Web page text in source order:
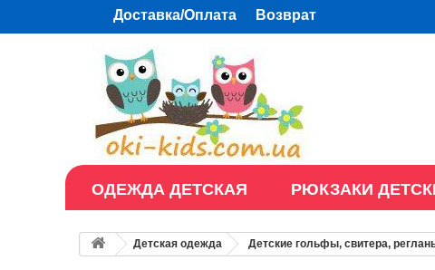
Доставка/Оплата Возврат
ОДЕЖДА ДЕТСКАЯ РЮКЗАКИ
Детская одежда Детские гольфы, свитера,